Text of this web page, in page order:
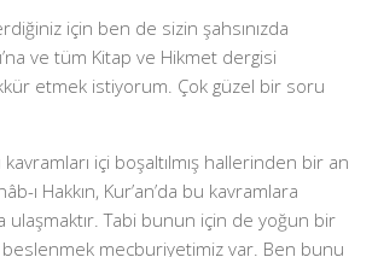
için ben de sizin şahsınızda
ve tüm Kitap ve Hikmet dergisi
etmek istiyorum. Çok güzel bir soru
içi boşaltılmış hallerinden bir an
ı Hakkın, Kur’an’da bu kavramlara
ulaşmaktır. Tabi bunun için de yoğun bir
beslenmek mecburiyetimiz var. Ben bunu